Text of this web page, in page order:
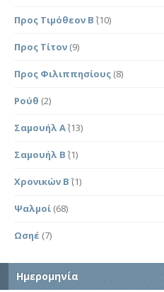
Προς Τιμόθεον Β΄ (10)
Προς Τίτον (9)
Προς Φιλιππησίους (8)
Ρούθ (2)
Σαμουήλ Α΄(13)
Σαμουήλ Β΄ (1)
Χρονικών Β΄ (1)
Ψαλμοί (68)
Ωσηέ (7)
Ημερομηνία